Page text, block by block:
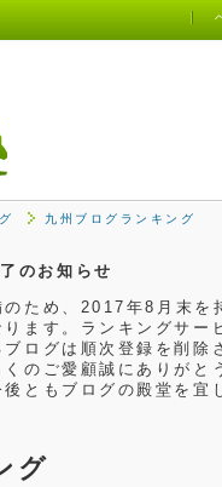
九州ブログランキング
のお知らせ
ため、2017年8月末
ます。ランキングサ
ログは順次登録を削
のご愛顧誠にありが
ともブログの殿堂を宜
グ